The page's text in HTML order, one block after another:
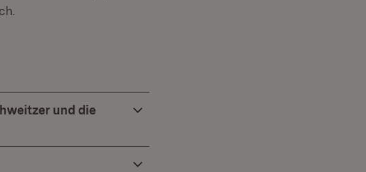
in neuem Fenster)
und die